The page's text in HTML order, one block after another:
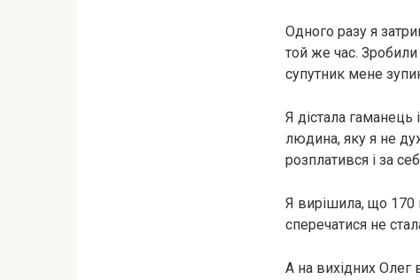
Одного разу я
той же час.
супутник мене
Я дістала гаманець
людина, яку я не
розплатився і за
Я вирішила, що 170
сперечатися не
А на вихідних Олег